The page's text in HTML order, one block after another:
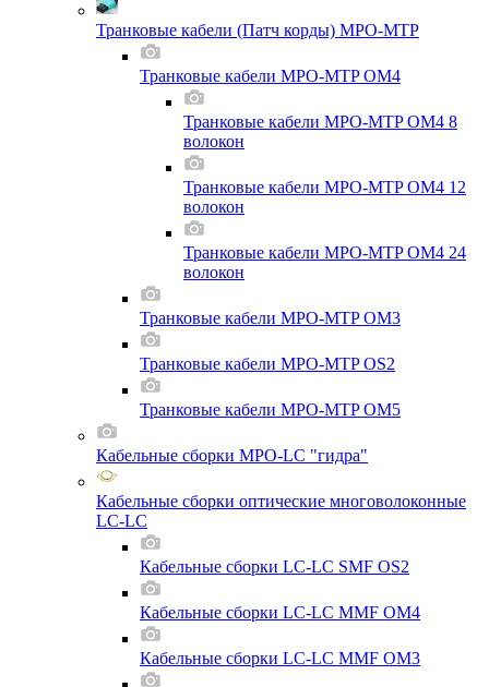
Транковые кабели (Патч корды) MPO-MTP
Транковые кабели MPO-MTP OM4
Транковые кабели MPO-MTP OM4 8
волокон
Транковые кабели MPO-MTP OM4 12
волокон
Транковые кабели MPO-MTP OM4 24
волокон
Транковые кабели MPO-MTP OM3
Транковые кабели MPO-MTP OS2
Транковые кабели MPO-MTP OM5
Кабельные сборки MPO-LC "гидра"
Кабельные сборки оптические многоволоконные
LC-LC
Кабельные сборки LC-LC SMF OS2
Кабельные сборки LC-LC MMF OM4
Кабельные сборки LC-LC MMF OM3